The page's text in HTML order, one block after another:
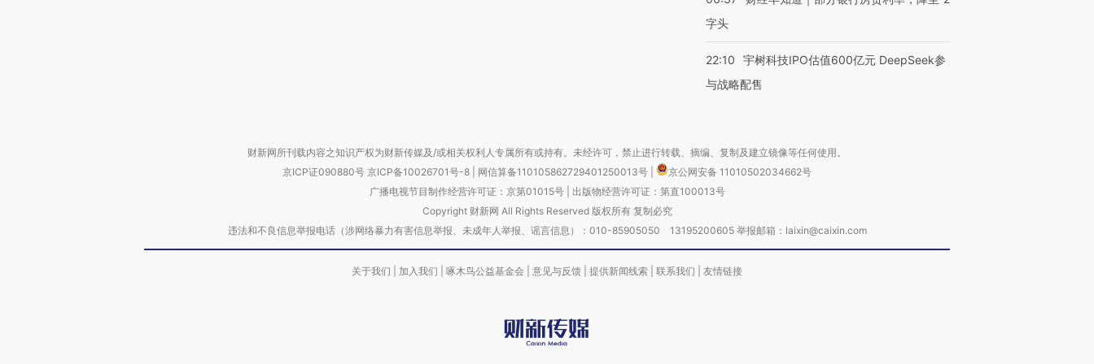
字头
22:10
宇树科技IPO估值600亿元 DeepSeek参
与战略配售
财新网所刊载内容之知识产权为财新传媒及/或相关权利人专属所有或持有。未经许可，禁止进行转载、摘编、复制及建立镜像等任何使用。
京ICP证090880号 京ICP备10026701号-8 网信算备110105862729401250013号
京公网安备 11010502034662号
广播电视节目制作经营许可证：京第01015号| 出版物经营许可证：第直100013号
Copyright 财新网 All Rights Reserved 版权所有 复制必究
违法和不良信息举报电话（涉网络暴力有害信息举报、未成年人举报、谣言信息）：010-85905050 13195200605 举报邮箱：laixin@caixin.com
关于我们 加入我们 啄木鸟公益基金会 意见与反馈 提供新闻线索 联系我们 友情链接